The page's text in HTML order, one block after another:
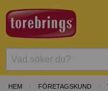
HEM FÖRETAGSKUND